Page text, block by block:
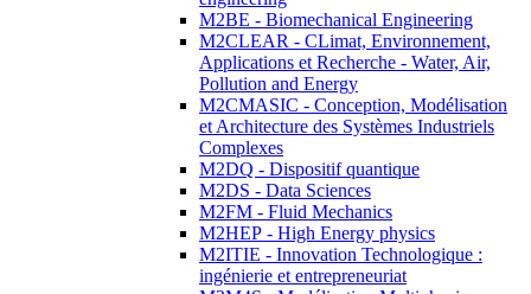
M2BE - Biomechanical Engineering
M2CLEAR - CLimat, Environnement,
Applications et Recherche - Water, Air,
Pollution and Energy
M2CMASIC - Conception, Modélisation
et Architecture des Systèmes Industriels
Complexes
M2DQ - Dispositif quantique
M2DS - Data Sciences
M2FM - Fluid Mechanics
M2HEP - High Energy physics
M2ITIE - Innovation Technologique :
ingénierie et entrepreneuriat